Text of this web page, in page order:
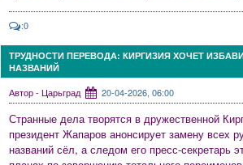
:0
ТРУДНОСТИ ПЕРЕВОДА: КИРГИЗИЯ ХОЧЕТ
НАЗВАНИЙ
Автор - Царьград 20-04-2026, 06:00
Странные дела творятся в дружественной
президент Жапаров анонсирует замену всех
названий сёл, а следом его пресс-секретарь